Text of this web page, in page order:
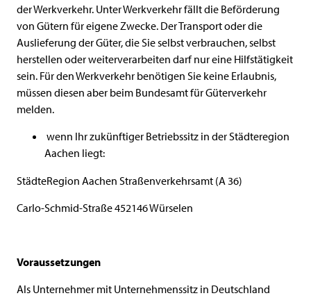
der Werkverkehr. Unter Werkverkehr fällt die Beförderung
von Gütern für eigene Zwecke. Der Transport oder die
Auslieferung der Güter, die Sie selbst verbrauchen, selbst
herstellen oder weiterverarbeiten darf nur eine Hilfstätigkeit
sein. Für den Werkverkehr benötigen Sie keine Erlaubnis,
müssen diesen aber beim Bundesamt für Güterverkehr
melden.
wenn Ihr zukünftiger Betriebssitz in der Städteregion
Aachen liegt:
StädteRegion Aachen Straßenverkehrsamt (A 36)
Carlo-Schmid-Straße 452146 Würselen
Voraussetzungen
Als Unternehmer mit Unternehmenssitz in Deutschland